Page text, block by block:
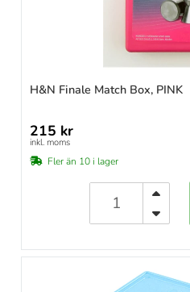
H&N Finale Match Box, PINK
215 kr
inkl. moms
Fler än 10 i lager